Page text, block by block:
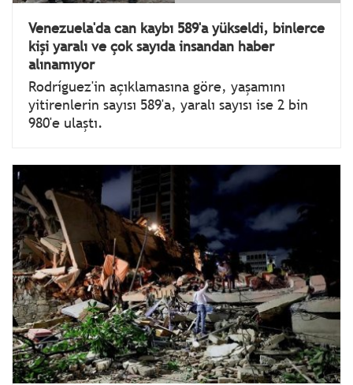
Venezuela'da can kaybı 589'a yükseldi, binlerce
kişi yaralı ve çok sayıda insandan haber
alınamıyor
Rodríguez'in açıklamasına göre, yaşamını
yitirenlerin sayısı 589'a, yaralı sayısı ise 2 bin
980'e ulaştı.